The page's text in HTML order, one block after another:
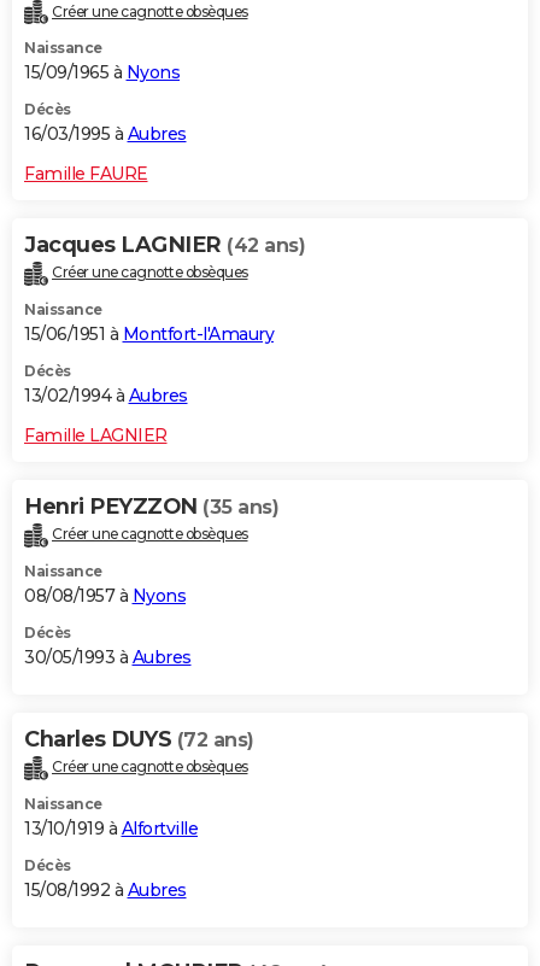
Créer une cagnotte obsèques
Naissance
15/09/1965 à Nyons
Décès
16/03/1995 à Aubres
Famille FAURE
Jacques LAGNIER (42 ans)
Créer une cagnotte obsèques
Naissance
15/06/1951 à Montfort-l'Amaury
Décès
13/02/1994 à Aubres
Famille LAGNIER
Henri PEYZZON (35 ans)
Créer une cagnotte obsèques
Naissance
08/08/1957 à Nyons
Décès
30/05/1993 à Aubres
Charles DUYS (72 ans)
Créer une cagnotte obsèques
Naissance
13/10/1919 à Alfortville
Décès
15/08/1992 à Aubres